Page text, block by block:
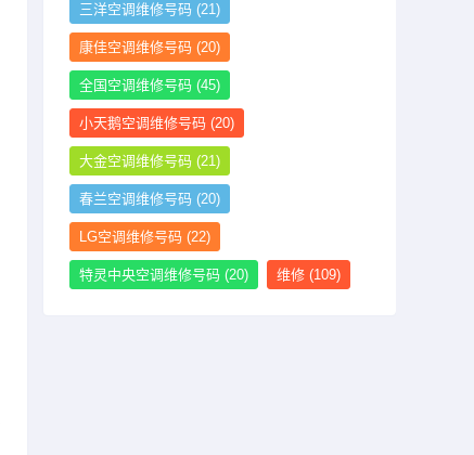
三洋空调维修号码 (21)
康佳空调维修号码 (20)
全国空调维修号码 (45)
小天鹅空调维修号码 (20)
大金空调维修号码 (21)
春兰空调维修号码 (20)
LG空调维修号码 (22)
特灵中央空调维修号码 (20) 维修 (109)